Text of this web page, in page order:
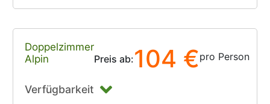
Doppelzimmer
Alpin
Preis ab:104 €pro Person
Verfügbarkeit